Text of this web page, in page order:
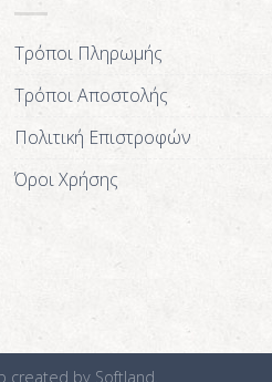
Τρόποι Πληρωμής
Τρόποι Αποστολής
Πολιτική Επιστροφών
Όροι Χρήσης
created by Softland.